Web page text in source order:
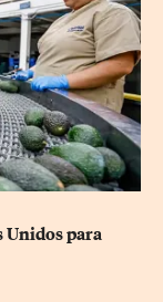
Unidos para